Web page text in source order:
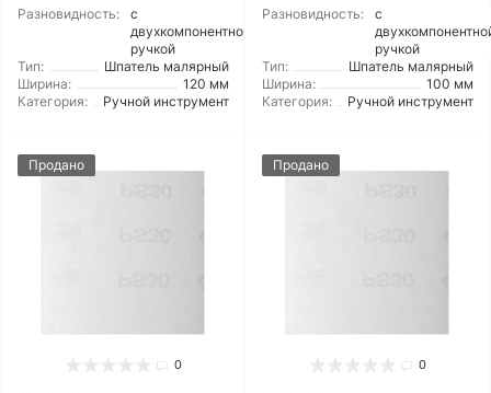
Разновидность:
с
двухкомпонентной
ручкой
Тип:
Шпатель малярный
Ширина:
120 мм
Категория:
Ручной инструмент
Разновидность:
с
ручкой
Тип:
Шпатель малярный
Ширина:
100 мм
Категория:
Ручной инструмент
Продано
0
Продано
0